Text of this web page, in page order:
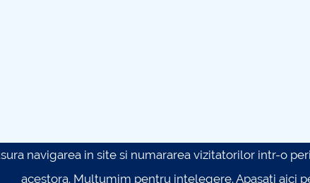
navigarea in site si numararea vizitatorilor intr-o
acestora. Multumim pentru intelegere.Apasati aici